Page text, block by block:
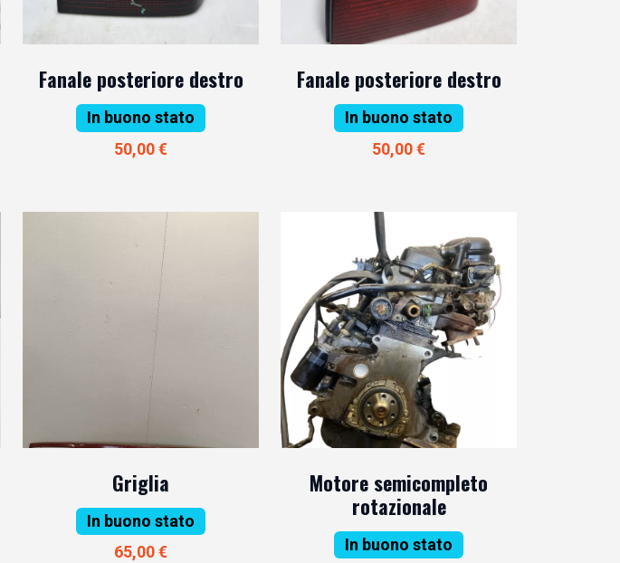
Fanale posteriore destro
In buono stato
50,00 €
Fanale posteriore destro
In buono stato
50,00 €
Griglia
In buono stato
65,00 €
Motore semicompleto
rotazionale
In buono stato